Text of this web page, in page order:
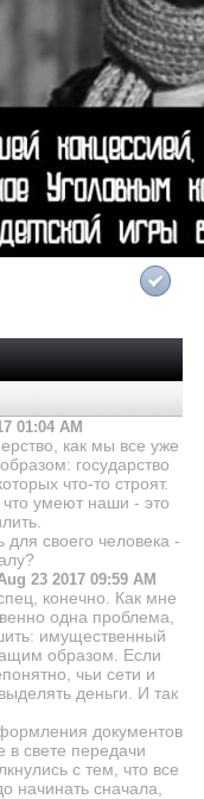
01:04 AM
как мы все уже
государство
что-то строят.
что умеют наши - это
своего человека -
23 2017 09:59 AM
конечно. Как мне
одна проблема,
имущественный
образом. Если
чьи сети и
деньги. И так
документов
в свете передачи
с тем, что все
начинать сначала,